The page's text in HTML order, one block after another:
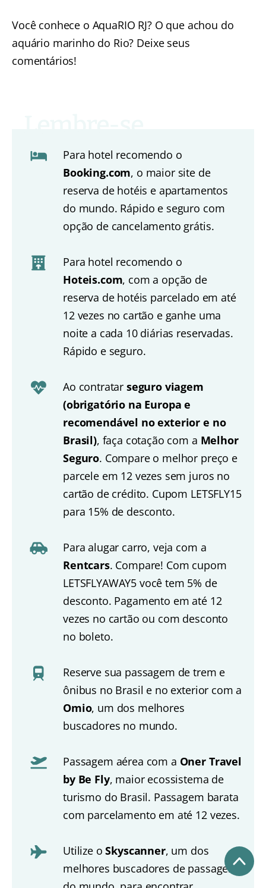
Você conhece o AquaRIO RJ? O que achou do
aquário marinho do Rio? Deixe seus
comentários!
Para hotel recomendo o
Booking.com, o maior site de
reserva de hotéis e apartamentos
do mundo. Rápido e seguro com
opção de cancelamento grátis.
Para hotel recomendo o
Hoteis.com, com a opção de
reserva de hotéis parcelado em até
12 vezes no cartão e ganhe uma
noite a cada 10 diárias reservadas.
Rápido e seguro.
Ao contratar seguro viagem
(obrigatório na Europa e
recomendável no exterior e no
Brasil), faça cotação com a Melhor
Seguro. Compare o melhor preço e
parcele em 12 vezes sem juros no
cartão de crédito. Cupom LETSFLY15
para 15% de desconto.
Para alugar carro, veja com a
Rentcars. Compare! Com cupom
LETSFLYAWAY5 você tem 5% de
desconto. Pagamento em até 12
vezes no cartão ou com desconto
no boleto.
Reserve sua passagem de trem e
ônibus no Brasil e no exterior com a
Omio, um dos melhores
buscadores no mundo.
Passagem aérea com a Oner Travel
by Be Fly, maior ecossistema de
turismo do Brasil. Passagem barata
com parcelamento em até 12 vezes.
Utilize oSkyscanner, um dos
melhores buscadores de passagens